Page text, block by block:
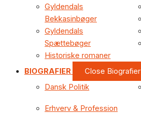
Gyldendals
Bekkasinbøger
Gyldendals
Spættebøger
Historiske romaner
BIOGRAFIER Close Biografier
Dansk Politik
Erhverv & Profession